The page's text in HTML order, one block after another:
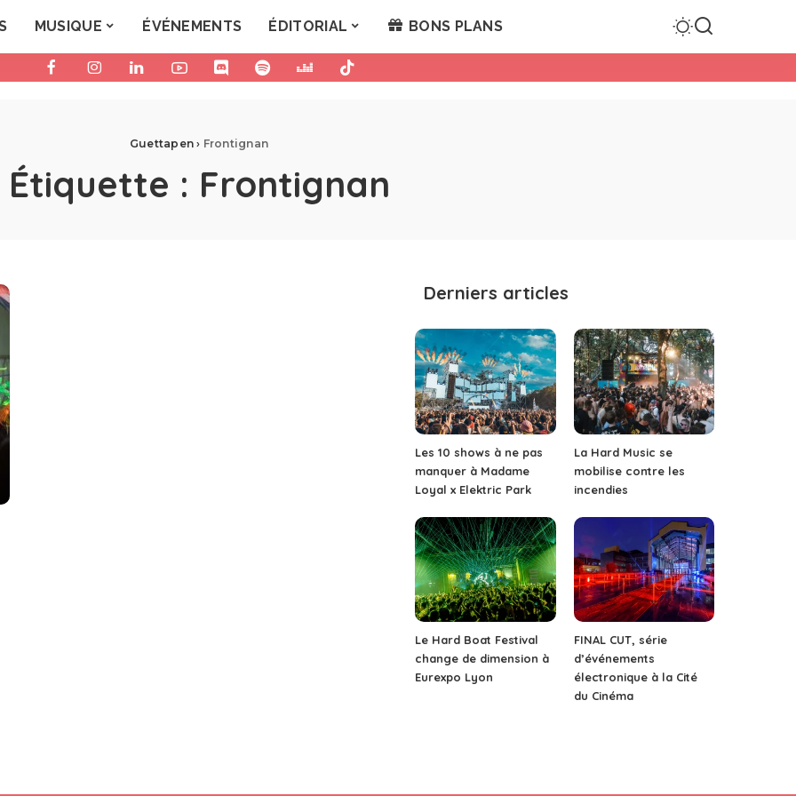
MUSIQUE ÉVÉNEMENTS ÉDITORIAL BONS PLANS
Guettapen › Frontignan
Étiquette : Frontignan
Derniers articles
Les 10 shows à ne pas
manquer à Madame
Loyal x Elektric Park
La Hard Music se
mobilise contre les
incendies
Le Hard Boat Festival
change de dimension à
Eurexpo Lyon
FINAL CUT, série
d’événements
électronique à la Cité
du Cinéma